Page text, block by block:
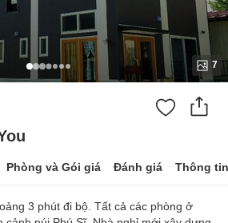
7
Phòng và Gói giá Đánh giá Thông
3 phút đi bộ. Tất cả các phòng ở